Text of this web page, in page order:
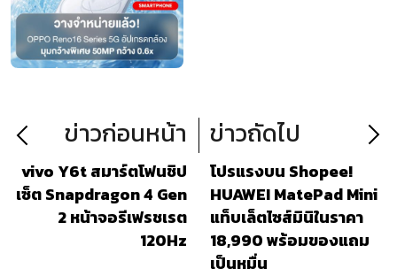
ข่าวก่อนหน้า
vivo Y6t สมาร์ตโฟนชิป
เซ็ต Snapdragon 4 Gen
2 หน้าจอรีเฟรชเรต
120Hz
ข่าวถัดไป
โปรแรงบน Shopee!
HUAWEI MatePad Mini
แท็บเล็ตไซส์มินิในราคา
18,990 พร้อมของแถม
เป็นหมื่น